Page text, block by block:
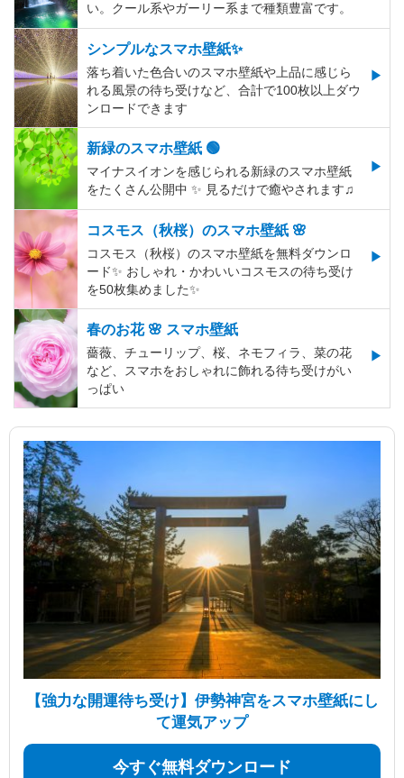
い。クール系やガーリー系まで種類豊富です。
シンプルなスマホ壁紙✨
落ち着いた色合いのスマホ壁紙や上品に感じら
れる風景の待ち受けなど、合計で100枚以上ダウ
ンロードできます
新緑のスマホ壁紙 🟢
マイナスイオンを感じられる新緑のスマホ壁紙
をたくさん公開中 ✨ 見るだけで癒やされます♫
コスモス（秋桜）のスマホ壁紙 🌸
コスモス（秋桜）のスマホ壁紙を無料ダウンロ
ード✨️ おしゃれ・かわいいコスモスの待ち受け
を50枚集めました✨️
春のお花 🌸 スマホ壁紙
薔薇、チューリップ、桜、ネモフィラ、菜の花
など、スマホをおしゃれに飾れる待ち受けがい
っぱい
【強力な開運待ち受け】伊勢神宮をスマホ壁紙にし
て運気アップ
今すぐ無料ダウンロード